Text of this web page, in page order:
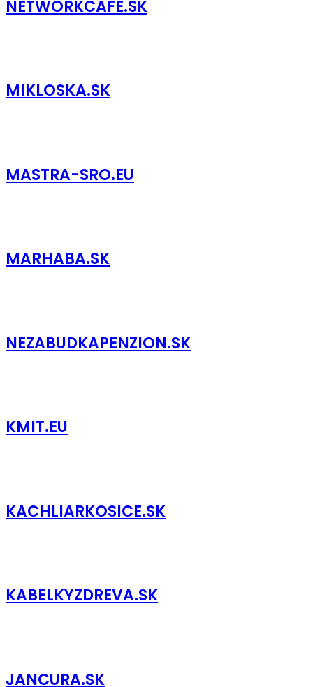
NETWORKCAFE.SK
MIKLOSKA.SK
MASTRA-SRO.EU
MARHABA.SK
NEZABUDKAPENZION.SK
KMIT.EU
KACHLIARKOSICE.SK
KABELKYZDREVA.SK
JANCURA.SK